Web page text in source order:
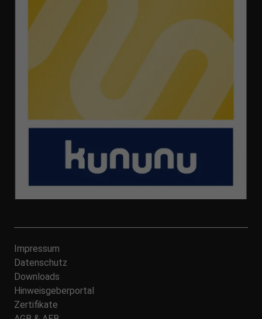
Impressum
Datenschutz
Downloads
Hinweisgeberportal
Zertifikate